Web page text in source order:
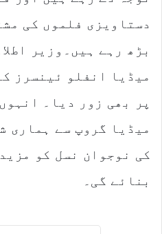
دستاویزی فلموں کی
بڑھ رہے ہیں۔وزیر
میڈیا انفلو ئینسرز
پر بھی زور دیا۔
میڈیا گروپ سے ہماری
کی نوجوان نسل کو
بنائے گی۔